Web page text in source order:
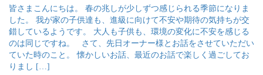
皆さまこんにちは。 春の兆しが少しずつ感じられる季節になりま
した。 我が家の子供達も、進級に向けて不安や期待の気持ちが交
錯しているようです。 大人も子供も、環境の変化に不安を感じる
のは同じですね。 さて、先日オーナー様とお話をさせていただい
ていた時のこと。 懐かしいお話、最近のお話で楽しく過ごしてお
りまし […]